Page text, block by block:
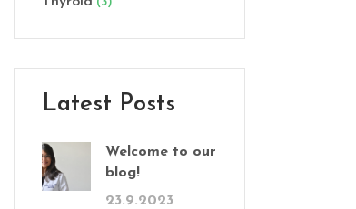
Latest Posts
Welcome to our
blog!
23.9.2023